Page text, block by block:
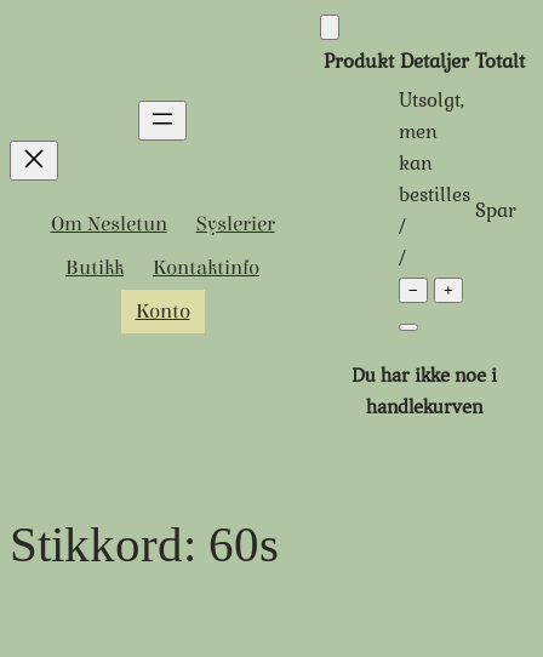
Om Nesletun
Syslerier
Butikk
Kontaktinfo
Konto
Produkter
handlekurven
Produkt Detaljer Totalt
Utsolgt,
men
kan
bestilles
Tidligere
pris:
Rabattert
pris:
/
/
− +
Spar
Du har ikke noe i
handlekurven
Stikkord: 60s